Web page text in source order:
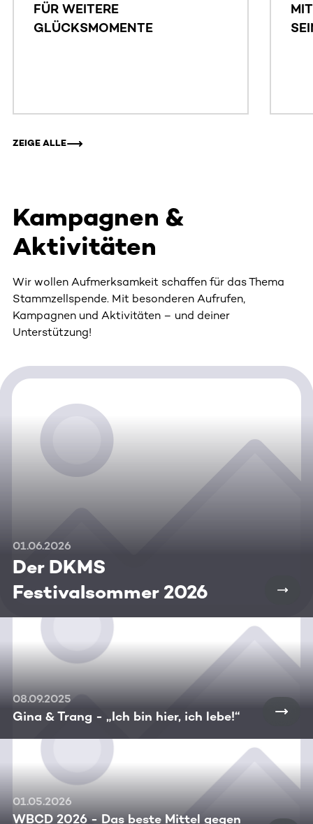
FÜR WEITERE
GLÜCKSMOMENTE
ZEIGE ALLE
Kampagnen &
Aktivitäten
Wir wollen Aufmerksamkeit schaffen für das Thema
Stammzellspende. Mit besonderen Aufrufen,
Kampagnen und Aktivitäten – und deiner
Unterstützung!
01.06.2026
Der DKMS
Festivalsommer 2026
08.09.2025
Gina & Trang - „Ich bin hier, ich lebe!“
01.05.2026
WBCD 2026 - Das beste Mittel gegen